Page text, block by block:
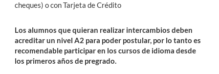
cheques) o con Tarjeta de Crédito
Los alumnos que quieran realizar intercambios deben
acreditar un nivel A2 para poder postular, por lo tanto es
recomendable participar en los cursos de idioma desde
los primeros años de pregrado.